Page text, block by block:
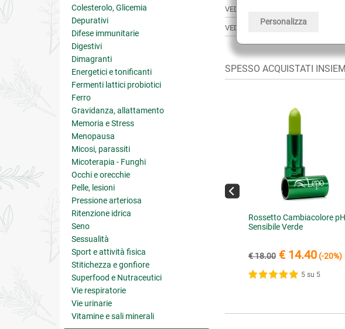
Personalizza
Colesterolo, Glicemia
Depurativi
Difese immunitarie
Digestivi
Dimagranti
Energetici e tonificanti
Fermenti lattici probiotici
Ferro
Gravidanza, allattamento
Memoria e Stress
Menopausa
Micosi, parassiti
Micoterapia - Funghi
Occhi e orecchie
Pelle, lesioni
Pressione arteriosa
Ritenzione idrica
Seno
Sessualità
Sport e attività fisica
Stitichezza e gonfiore
Superfood e Nutraceutici
Vie respiratorie
Vie urinarie
Vitamine e sali minerali
VEDI TUTTI I PRODOTTI:
VEDI TUTTI I PRODOTTI DELLA
SPESSO ACQUISTATI
Rossetto Cambiacolore pH
Sensibile Verde
€ 18.00 € 14.40 (-20%)
5 su 5
Rossetto Cambiacolore pH
€ 18.00